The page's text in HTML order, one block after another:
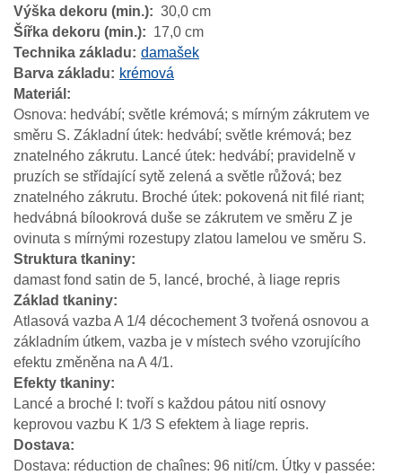
Výška dekoru (min.)
30,0 cm
Šířka dekoru (min.)
17,0 cm
Technika základu
damašek
Barva základu
krémová
Materiál
Osnova: hedvábí; světle krémová; s mírným zákrutem ve
směru S. Základní útek: hedvábí; světle krémová; bez
znatelného zákrutu. Lancé útek: hedvábí; pravidelně v
pruzích se střídající sytě zelená a světle růžová; bez
znatelného zákrutu. Broché útek: pokovená nit filé riant;
hedvábná bílookrová duše se zákrutem ve směru Z je
ovinuta s mírnými rozestupy zlatou lamelou ve směru S.
Struktura tkaniny
damast fond satin de 5, lancé, broché, à liage repris
Základ tkaniny
Atlasová vazba A 1/4 décochement 3 tvořená osnovou a
základním útkem, vazba je v místech svého vzorujícího
efektu změněna na A 4/1.
Efekty tkaniny
Lancé a broché I: tvoří s každou pátou nití osnovy
keprovou vazbu K 1/3 S efektem à liage repris.
Dostava
Dostava: réduction de chaînes: 96 nití/cm. Útky v passée: